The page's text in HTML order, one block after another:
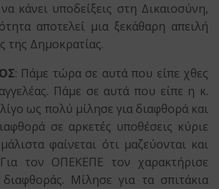
κάνει υποδείξεις στη Δικαιοσύνη,
αποτελεί μια ξεκάθαρη απειλή
της Δημοκρατίας.
: Πάμε τώρα σε αυτά που είπε χθες
Πάμε σε αυτά που είπε η κ.
ως πολύ μίλησε για διαφθορά και
σε αρκετές υποθέσεις κύριε
φαίνεται ότι μαζεύονται και
τον ΟΠΕΚΕΠΕ τον χαρακτήρισε
Μίλησε για τα σπιτάκια